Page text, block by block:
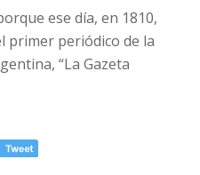
ese día, en 1810,
primer periódico de la
“La Gazeta